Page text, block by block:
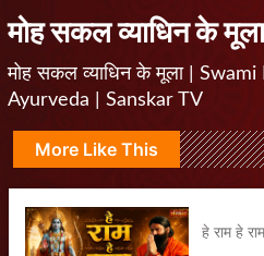
मोह सकल व्याधिन के मूला
मोह सकल व्याधिन के मूला |
Ayurveda | Sanskar TV
More Like This
हे राम हे